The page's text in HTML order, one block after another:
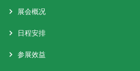
展会概况
日程安排
参展效益